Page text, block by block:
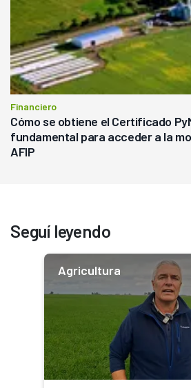
Financiero
Cómo se obtiene el Certificado
fundamental para acceder a la
AFIP
Seguí leyendo
Agricultura